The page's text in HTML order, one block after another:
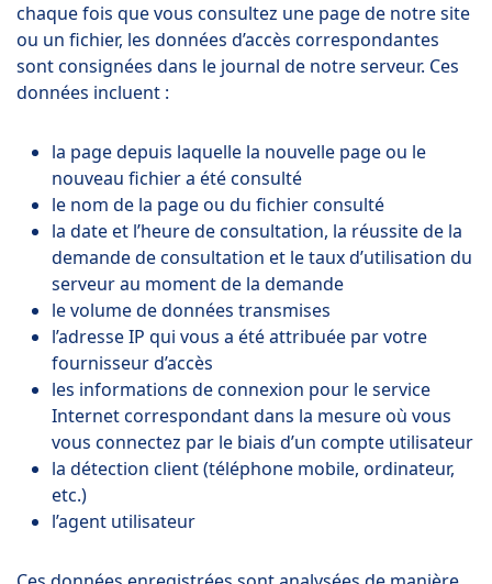
chaque fois que vous consultez une page de notre site
ou un fichier, les données d’accès correspondantes
sont consignées dans le journal de notre serveur. Ces
données incluent :
la page depuis laquelle la nouvelle page ou le
nouveau fichier a été consulté
le nom de la page ou du fichier consulté
la date et l’heure de consultation, la réussite de la
demande de consultation et le taux d’utilisation du
serveur au moment de la demande
le volume de données transmises
l’adresse IP qui vous a été attribuée par votre
fournisseur d’accès
les informations de connexion pour le service
Internet correspondant dans la mesure où vous
vous connectez par le biais d’un compte utilisateur
la détection client (téléphone mobile, ordinateur,
etc.)
l’agent utilisateur